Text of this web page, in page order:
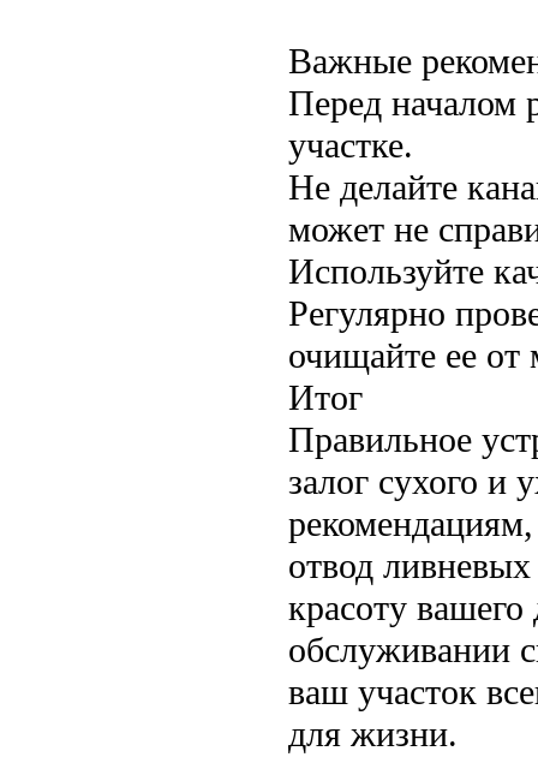
Важные
Перед началом
участке.
Не делайте
может не
Используйте
Регулярно
очищайте ее от
Итог
Правильное
залог сухого и
отвод
красоту
обслуживании
ваш участок
для жизни.